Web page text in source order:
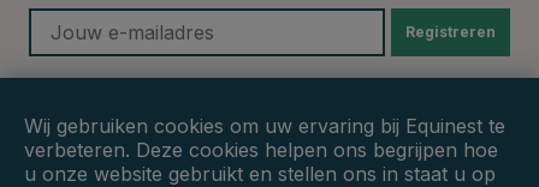
Registreren
Wij gebruiken cookies om uw ervaring bij Equinest te
verbeteren. Deze cookies helpen ons begrijpen hoe
u onze website gebruikt en stellen ons in staat u op